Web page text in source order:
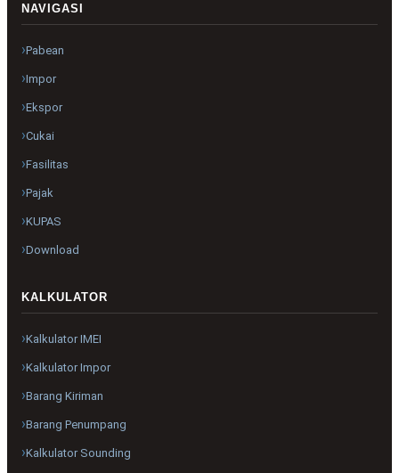
NAVIGASI
Pabean
Impor
Ekspor
Cukai
Fasilitas
Pajak
KUPAS
Download
KALKULATOR
Kalkulator IMEI
Kalkulator Impor
Barang Kiriman
Barang Penumpang
Kalkulator Sounding